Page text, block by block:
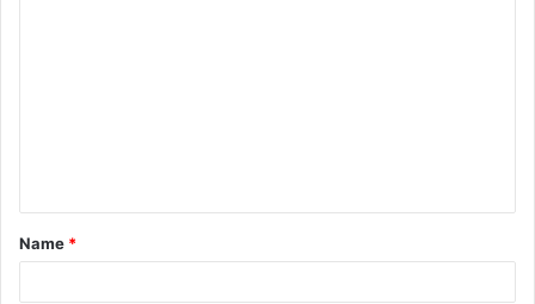
Name *